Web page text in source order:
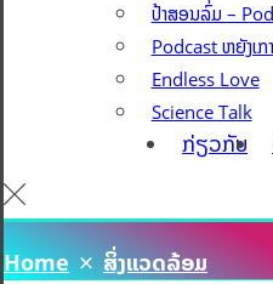
ປ້າສອນລົ່ມ –
Podcast ຫຍັງເກ
Endless Love
Science Talk
ກ່ຽວກັບ
Home ສິ່ງແວດລ້ອມ